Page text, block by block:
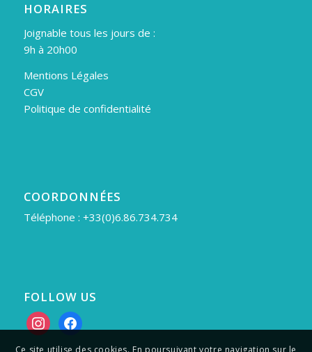
HORAIRES
Joignable tous les jours de :
9h à 20h00
Mentions Légales
CGV
Politique de confidentialité
COORDONNÉES
Téléphone : +33(0)6.86.734.734
FOLLOW US
instagramfacebook
Ce site utilise des cookies. En poursuivant votre navigation sur le